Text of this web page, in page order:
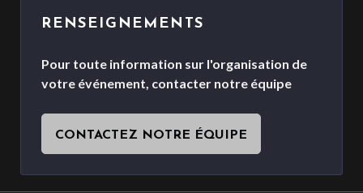
RENSEIGNEMENTS
Pour toute information sur l'organisation de
votre événement, contacter notre équipe
CONTACTEZ NOTRE ÉQUIPE